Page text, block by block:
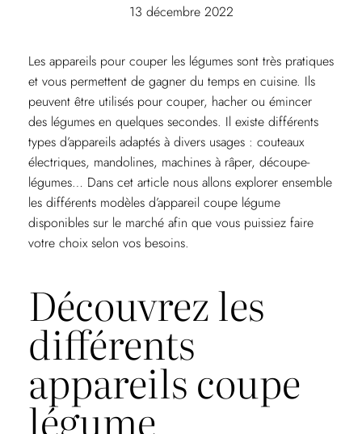
13 décembre 2022
Les appareils pour couper les légumes sont très pratiques
et vous permettent de gagner du temps en cuisine. Ils
peuvent être utilisés pour couper, hacher ou émincer
des légumes en quelques secondes. Il existe différents
types d’appareils adaptés à divers usages : couteaux
électriques, mandolines, machines à râper, découpe-
légumes… Dans cet article nous allons explorer ensemble
les différents modèles d’appareil coupe légume
disponibles sur le marché afin que vous puissiez faire
votre choix selon vos besoins.
Découvrez les
différents
appareils coupe
légume